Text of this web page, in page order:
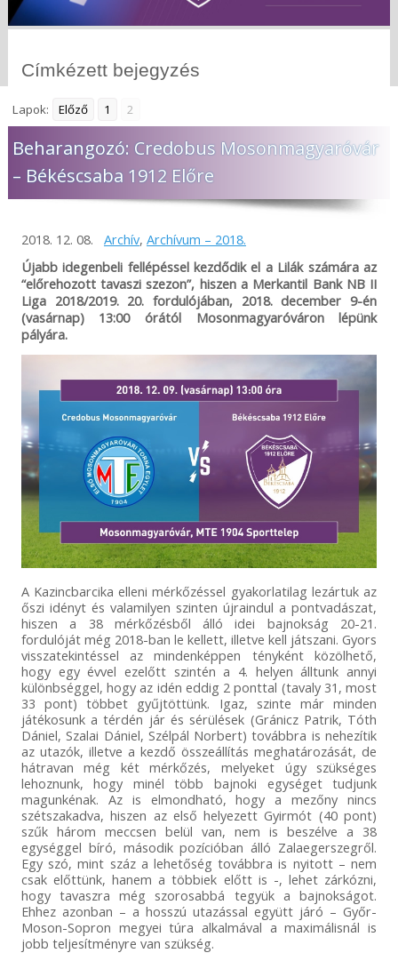
Címkézett bejegyzés
Lapok: Előző 1 2
Beharangozó: Credobus Mosonmagyaróvár
– Békéscsaba 1912 Előre
2018. 12. 08. Archív, Archívum – 2018.
Újabb idegenbeli fellépéssel kezdődik el a Lilák számára az
“előrehozott tavaszi szezon”, hiszen a Merkantil Bank NB II
Liga 2018/2019. 20. fordulójában, 2018. december 9-én
(vasárnap) 13:00 órától Mosonmagyaróváron lépünk
pályára.
A Kazincbarcika elleni mérkőzéssel gyakorlatilag lezártuk az
őszi idényt és valamilyen szinten újraindul a pontvadászat,
hiszen a 38 mérkőzésből álló idei bajnokság 20-21.
fordulóját még 2018-ban le kellett, illetve kell játszani. Gyors
visszatekintéssel az mindenképpen tényként közölhető,
hogy egy évvel ezelőtt szintén a 4. helyen álltunk annyi
különbséggel, hogy az idén eddig 2 ponttal (tavaly 31, most
33 pont) többet gyűjtöttünk. Igaz, szinte már minden
játékosunk a térdén jár és sérülések (Gránicz Patrik, Tóth
Dániel, Szalai Dániel, Szélpál Norbert) továbbra is nehezítik
az utazók, illetve a kezdő összeállítás meghatározását, de
hátravan még két mérkőzés, melyeket úgy szükséges
lehoznunk, hogy minél több bajnoki egységet tudjunk
magunkénak. Az is elmondható, hogy a mezőny nincs
szétszakadva, hiszen az első helyezett Gyirmót (40 pont)
szűk három meccsen belül van, nem is beszélve a 38
egységgel bíró, második pozícióban álló Zalaegerszegről.
Egy szó, mint száz a lehetőség továbbra is nyitott – nem
csak előttünk, hanem a többiek előtt is -, lehet zárkózni,
hogy tavaszra még szorosabbá tegyük a bajnokságot.
Ehhez azonban – a hosszú utazással együtt járó – Győr-
Moson-Sopron megyei túra alkalmával a maximálisnál is
jobb teljesítményre van szükség.